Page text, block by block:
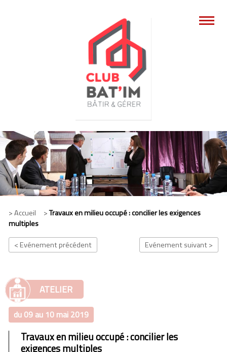
> Accueil >Travaux en milieu occupé : concilier les exigences
multiples
< Evénement précédent
Evénement suivant >
ATELIER
du 09 au 10 mai 2019
Travaux en milieu occupé : concilier les
exigences multiples